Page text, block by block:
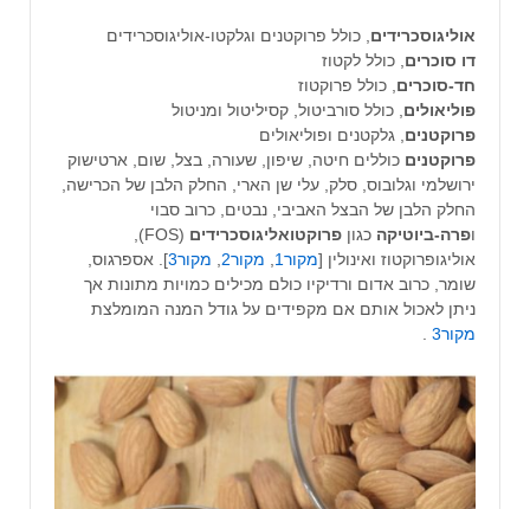
אוליגוסכרידים , כולל פרוקטנים וגלקטו-אוליגוסכרידים
דו סוכרים , כולל לקטוז
חד-סוכרים , כולל פרוקטוז
פוליאולים , כולל סורביטול, קסיליטול ומניטול
פרוקטנים , גלקטנים ופוליאולים
פרוקטנים כוללים חיטה, שיפון, שעורה, בצל, שום, ארטישוק
ירושלמי וגלובוס, סלק, עלי שן הארי, החלק הלבן של הכרישה,
החלק הלבן של הבצל האביבי, נבטים, כרוב סבוי
ופרה-ביוטיקה כגון פרוקטואליגוסכרידים
(FOS),
אוליגופרוקטוז ואינולין [מקור1 מקור2 מקור3 ]. אספרגוס,
שומר, כרוב אדום ורדיקיו כולם מכילים כמויות מתונות אך
ניתן לאכול אותם אם מקפידים על גודל המנה המומלצת
מקור3